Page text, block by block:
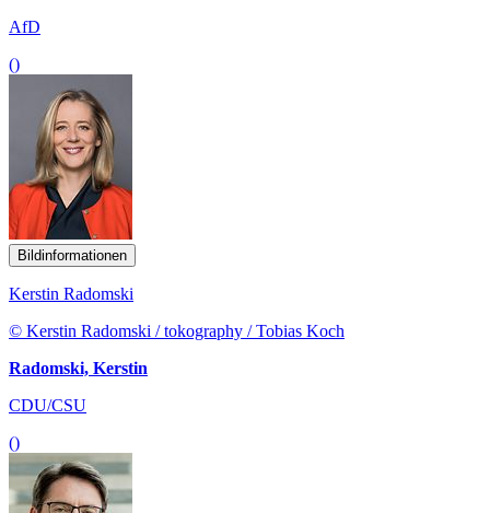
AfD
()
Bildinformationen
Kerstin Radomski
© Kerstin Radomski / tokography / Tobias Koch
Radomski, Kerstin
CDU/CSU
()